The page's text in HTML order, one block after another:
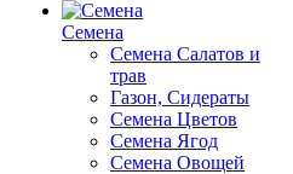
Семена
Семена Салатов и
трав
Газон, Сидераты
Семена Цветов
Семена Ягод
Семена Овощей